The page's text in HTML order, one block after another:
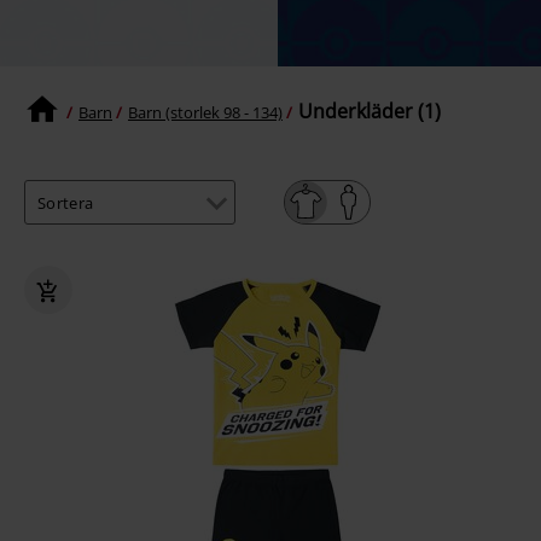
Barn Barn (storlek 98 - 134) Underkläder (1)